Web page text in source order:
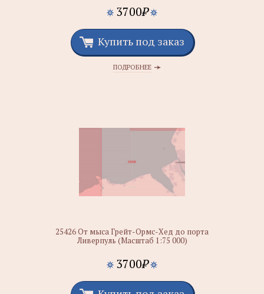
3700₽
Купить под заказ
ПОДРОБНЕЕ
25426 От мыса Грейт-Ормс-Хед до порта
Ливерпуль (Масштаб 1:75 000)
3700₽